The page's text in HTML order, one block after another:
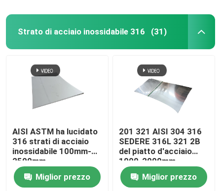
Strato di acciaio inossidabile 316 (31)
AISI ASTM ha lucidato
316 strati di acciaio
inossidabile 100mm-
2500mm
Miglior prezzo
201 321 AISI 304 316
SEDERE 316L 321 2B
del piatto d'acciaio
1000-2000mm
Miglior prezzo